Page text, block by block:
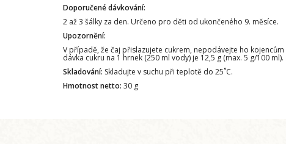
Doporučené dávkování:
2 až 3 šálky za den. Určeno pro děti od ukončeného 9. měsíce.
Upozornění:
V případě, že čaj přislazujete cukrem, nepodávejte ho
dávka cukru na 1 hrnek (250 ml vody) je 12,5 g (max. 5 g/100
Skladování: Skladujte v suchu při teplotě do 25˚C.
Hmotnost netto: 30 g